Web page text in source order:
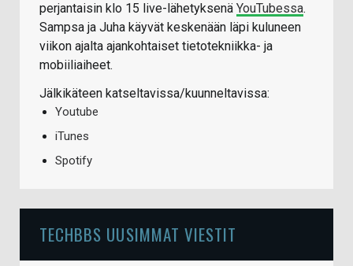
perjantaisin klo 15 live-lähetyksenä YouTubessa.
Sampsa ja Juha käyvät keskenään läpi kuluneen
viikon ajalta ajankohtaiset tietotekniikka- ja
mobiiliaiheet.
Jälkikäteen katseltavissa/kuunneltavissa:
Youtube
iTunes
Spotify
TECHBBS UUSIMMAT VIESTIT